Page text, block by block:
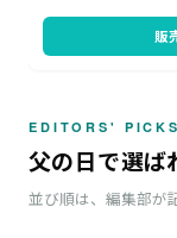
ァーでくつろぎの
の椅子が癒しの場
販
EDITORS' PICKS
父の日で選ば
並び順は、編集部が